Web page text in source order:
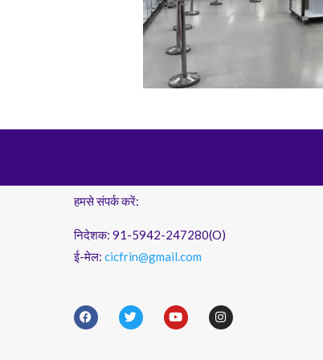
हमसे संपर्क करें:
निदेशक: 91-5942-247280(O)
ई-मेल: cicfrin@gmail.com
F
a
c
T
w
i
Y
o
u
I
n
s